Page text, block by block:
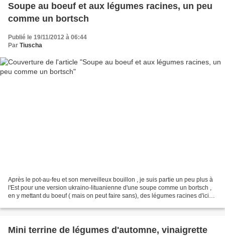
Soupe au boeuf et aux légumes racines, un peu
comme un bortsch
Publié le 19/11/2012 à 06:44
Par Tiuscha
Après le pot-au-feu et son merveilleux bouillon , je suis partie un peu plus à
l'Est pour une version ukraino-lituanienne d'une soupe comme un bortsch ,
en y mettant du boeuf ( mais on peut faire sans), des légumes racines d'ici
Mini terrine de légumes d'automne, vinaigrette